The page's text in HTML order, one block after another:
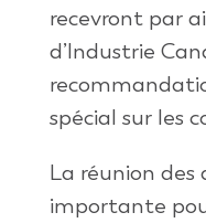
recevront par
d’Industrie
spécial sur les
La réunion des
importante